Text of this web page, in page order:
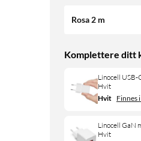
Rosa 2 m
Komplettere ditt
Linocell
Hvit
Hvit Finnes
Linocell GaN
Hvit